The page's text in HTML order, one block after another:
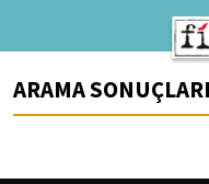
ARAMA SONUÇLARI